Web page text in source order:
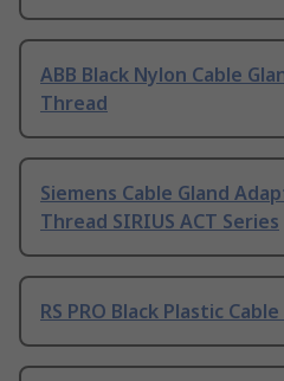
ABB Black Nylon Cable
Thread
Siemens Cable Gland
Thread SIRIUS ACT Series
RS PRO Black Plastic